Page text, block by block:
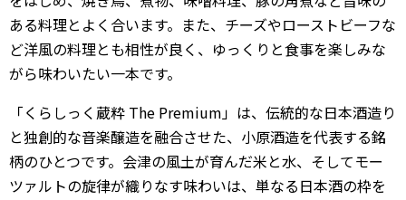
ある料理とよく合います。また、チーズやローストビーフな
ど洋風の料理とも相性が良く、ゆっくりと食事を楽しみな
がら味わいたい一本です。
「くらしっく蔵粋 The Premium」は、伝統的な日本酒造り
と独創的な音楽醸造を融合させた、小原酒造を代表する銘
柄のひとつです。会津の風土が育んだ米と水、そしてモー
ツァルトの旋律が織りなす味わいは、単なる日本酒の枠を